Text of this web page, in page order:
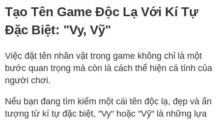
Tạo Tên Game Độc Lạ Với Kí Tự
Đặc Biệt: "Vy, Vỹ"
Việc đặt tên nhân vật trong game không chỉ là một
bước quan trọng mà còn là cách thể hiện cá tính của
người chơi.
Nếu bạn đang tìm kiếm một cái tên độc lạ, đẹp và ấn
tượng từ kí tự đặc biệt, "Vy" hoặc "Vỹ" là những lựa